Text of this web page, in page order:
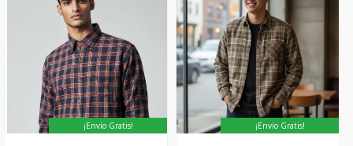
¡Envío Gratis! ¡Envío Gratis!